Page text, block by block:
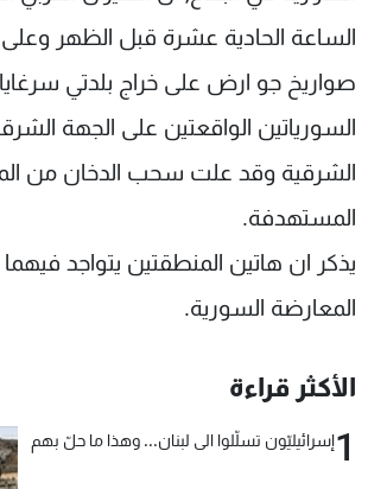
الساعة الحادية عشرة قبل الظهر
صواريخ جو ارض على خراج بلدتي سرغايا
السورياتين الواقعتين على الجهة
الشرقية وقد علت سحب الدخان من
المستهدفة.
يذكر ان هاتين المنطقتين يتواجد
المعارضة السورية.
الأكثر قراءة
1إسرائيليّون تسلّلوا الى لبنان... وهذا ما حلّ بهم